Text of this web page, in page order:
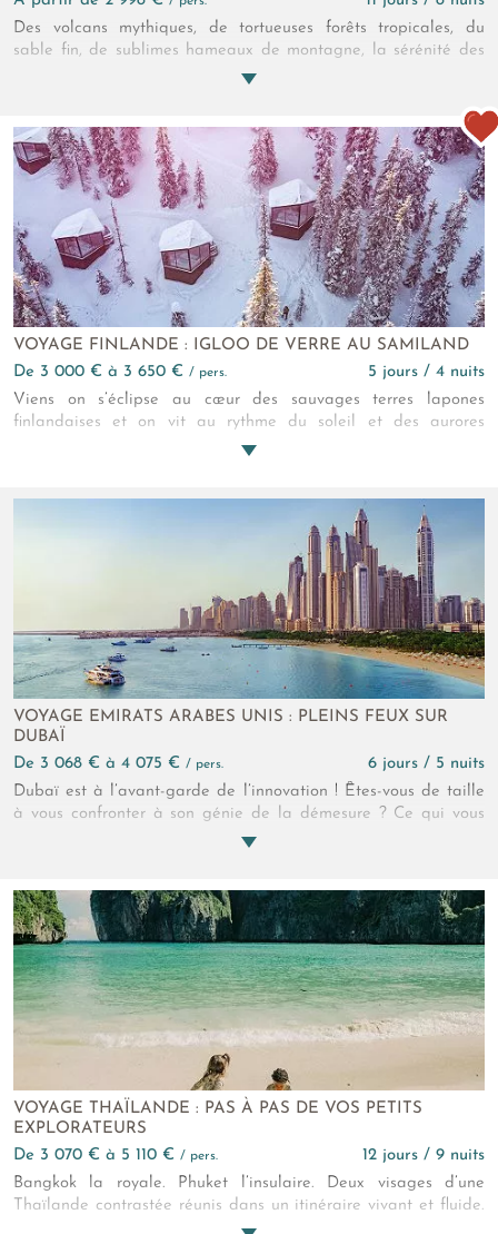
Des volcans mythiques, de tortueuses forêts tropicales, du
sable fin, de sublimes hameaux de montagne, la sérénité des
cirques verdoyants… Randonneurs chevronnés, ce rocher au
émotions inoubliables à chaque pas ! Prêt à faire le premier ?
VOYAGE FINLANDE : IGLOO DE VERRE AU SAMILAND
de 3 000 € à 3 650 € / pers.
5 jours / 4 nuits
Viens on s’éclipse au cœur des sauvages terres lapones
finlandaises et on vit au rythme du soleil et des aurores
boréales sous notre igloo de verre ; version 2.0 de la Goahti,
huskies ou une horde de rennes et on se retrouve
VOYAGE EMIRATS ARABES UNIS : PLEINS FEUX SUR
DUBAÏ
de 3 068 € à 4 075 € / pers.
6 jours / 5 nuits
Dubaï est à l’avant-garde de l’innovation ! Êtes-vous de taille
à vous confronter à son génie de la démesure ? Ce qui vous
attend pendant ce voyage à Dubaï : l'observatoire le plus haut
VOYAGE THAÏLANDE : PAS À PAS DE VOS PETITS
EXPLORATEURS
de 3 070 € à 5 110 € / pers.
12 jours / 9 nuits
Bangkok la royale. Phuket l’insulaire. Deux visages d’une
Thaïlande contrastée réunis dans un itinéraire vivant et fluide.
Klongs animés, cités anciennes, plages familiales et îles